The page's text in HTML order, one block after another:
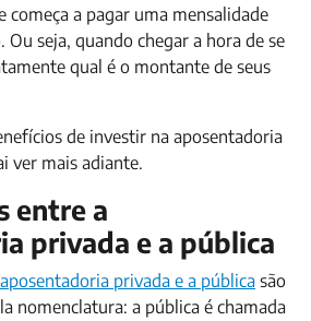
começa a pagar uma mensalidade
Ou seja, quando chegar a hora de se
qual é o montante de seus
de investir na aposentadoria
ver mais adiante.
entre a
privada e a pública
privada e a pública são
nomenclatura: a pública é chamada